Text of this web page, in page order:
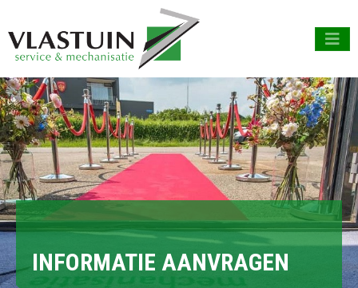
INFORMATIE AANVRAGEN